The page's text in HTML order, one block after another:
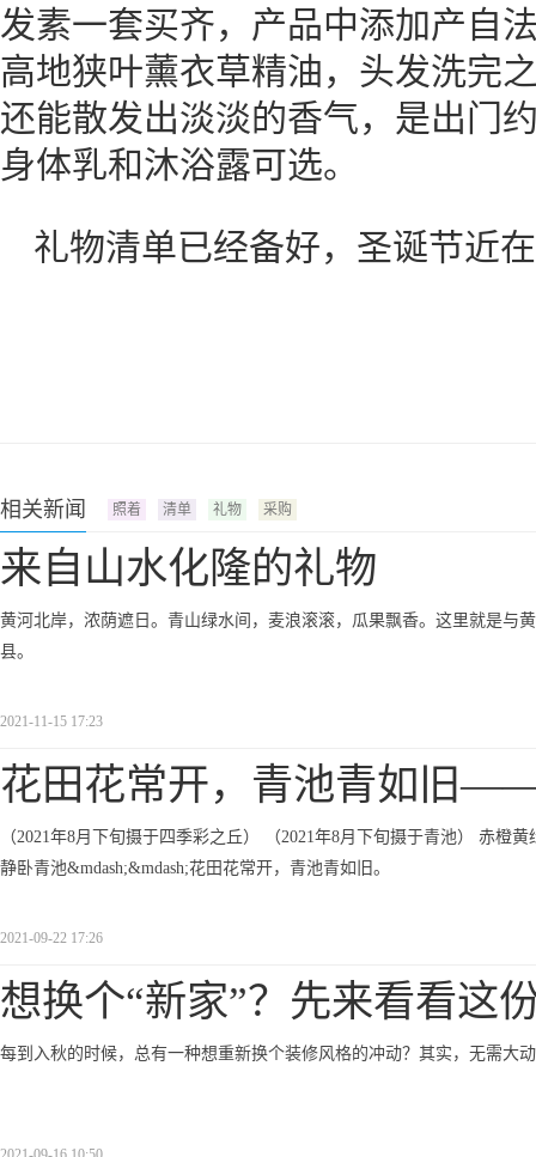
发素一套买齐，产品中添加产自
高地狭叶薰衣草精油，头发洗完
还能散发出淡淡的香气，是出门
身体乳和沐浴露可选。
礼物清单已经备好，圣诞节近
相关新闻 照着 清单 礼物 采购
来自山水化隆的礼物
黄河北岸，浓荫遮日。青山绿水间，麦浪滚滚，瓜果飘香。这里就是与
县。
2021-11-15 17:23
花田花常开，青池青如旧
（2021年8月下旬摄于四季彩之丘） （2021年8月下旬摄于青池） 赤橙
静卧青池&mdash;&mdash;花田花常开，青池青如旧。
2021-09-22 17:26
想换个“新家”？先来看看这
每到入秋的时候，总有一种想重新换个装修风格的冲动？其实，无需大